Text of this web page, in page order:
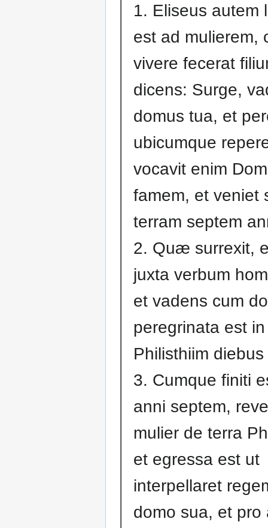
1. Eliseus autem
est ad mulierem,
vivere fecerat
dicens: Surge,
domus tua, et
ubicumque
vocavit enim
famem, et veniet
terram septem
2. Quæ surrexit,
juxta verbum
et vadens cum
peregrinata est
Philisthiim
3. Cumque finiti
anni septem,
mulier de terra
et egressa est ut
interpellaret
domo sua, et pro